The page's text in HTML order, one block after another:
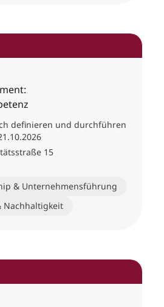
definieren und durchführen
15
& Unternehmensführung
Nachhaltigkeit